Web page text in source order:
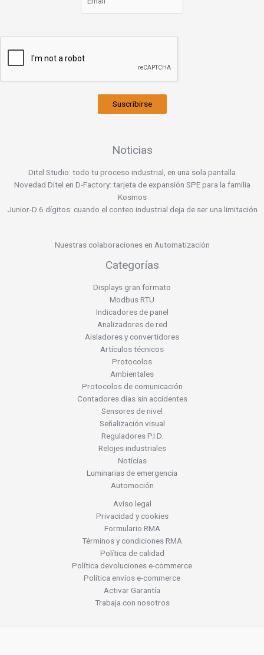
Suscribirse
Noticias
Ditel Studio: todo tu proceso industrial, en una sola pantalla
Novedad Ditel en D-Factory: tarjeta de expansión SPE para la familia
Kosmos
Junior-D 6 dígitos: cuando el conteo industrial deja de ser una limitación
Nuestras colaboraciones en Automatización
Categorías
Displays gran formato
Modbus RTU
Indicadores de panel
Analizadores de red
Aisladores y convertidores
Artículos técnicos
Protocolos
Ambientales
Protocolos de comunicación
Contadores días sin accidentes
Sensores de nivel
Señalización visual
Reguladores P.I.D.
Relojes industriales
Notícias
Luminarias de emergencia
Automoción
Aviso legal
Privacidad y cookies
Formulario RMA
Términos y condiciones RMA
Política de calidad
Política devoluciones e-commerce
Política envíos e-commerce
Activar Garantía
Trabaja con nosotros